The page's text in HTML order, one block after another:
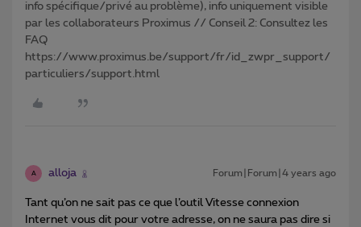
info spécifique/privé au problème), info uniquement visible
par les collaborateurs Proximus // Conseil 2: Consultez les
FAQ
https://www.proximus.be/support/fr/id_zwpr_support/
particuliers/support.html
A alloja Forum|Forum|4 years ago
Tant qu’on ne sait pas ce que l’outil Vitesse connexion
Internet vous dit pour votre adresse, on ne saura pas dire si